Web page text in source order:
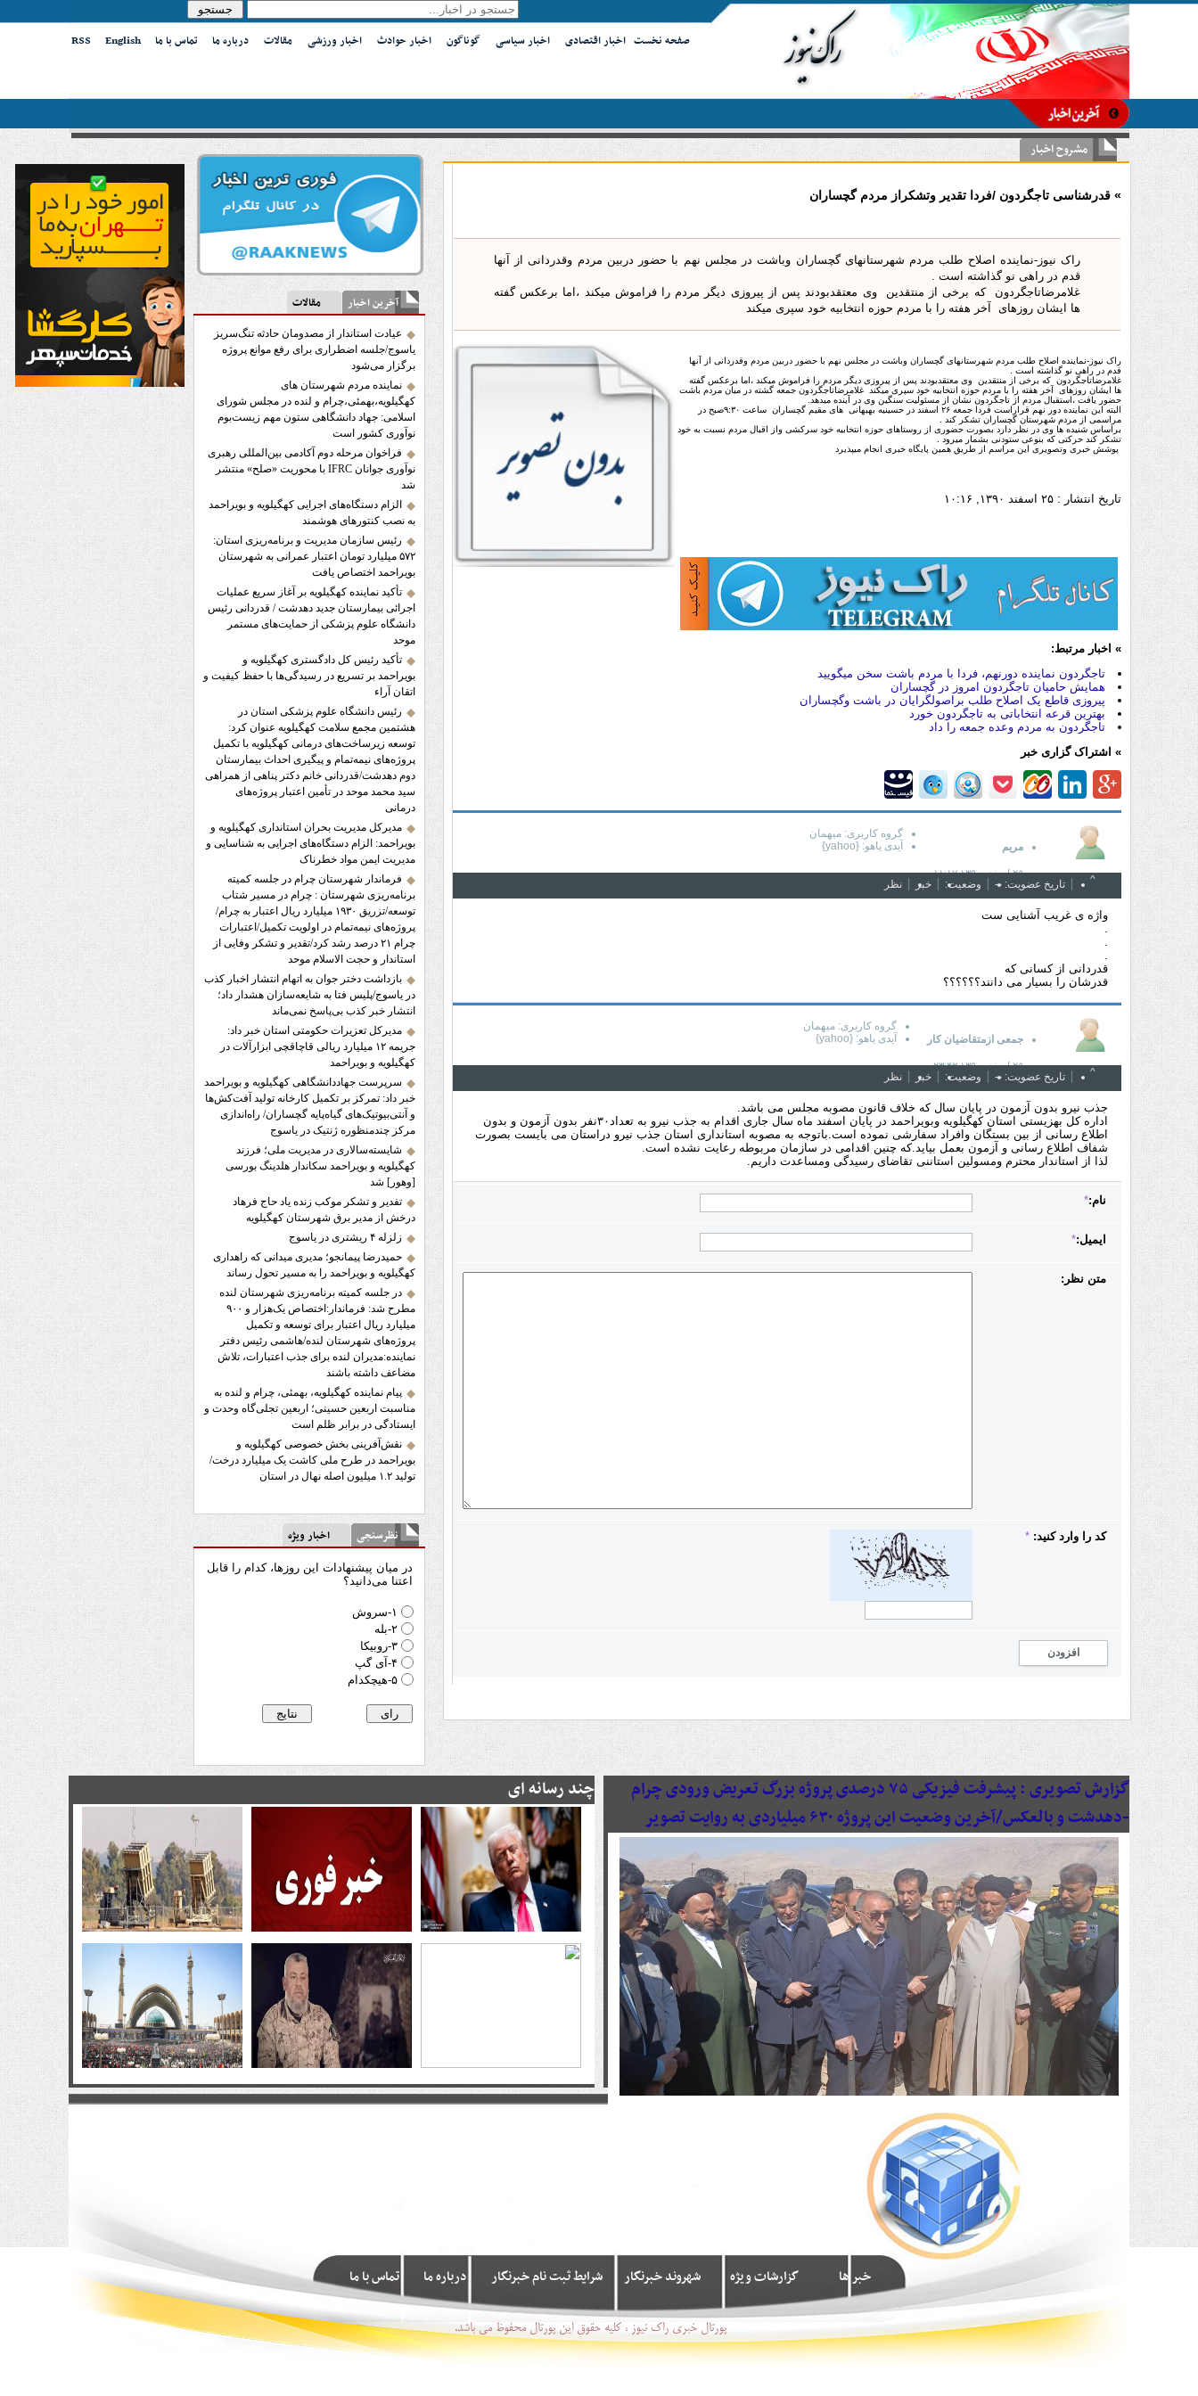
صفحه نخست اخبار اقتصادی اخبار سیاسی گوناگون اخبار حوادث اخبار ورزشی مقالات درباره ما تماس با ما English
RSS
-
مشروح اخبار
» قدرشناسی تاجگردون /فردا تقدیر وتشکراز مردم گچساران
راک نیوز-نماینده اصلاح طلب مردم شهرستانهای گچساران وباشت در مجلس نهم با حضور دربین مردم وقدردانی از آنها
قدم در راهی نو گذاشته است .
غلامرضاتاجگردون که برخی از منتقدین وی معتقدبودند پس از پیروزی دیگر مردم را فراموش میکند ،اما برعکس گفته
ها ایشان روزهای آخر هفته را با مردم حوزه انتخابیه خود سپری میکند
راک نیوز-نماینده اصلاح طلب مردم شهرستانهای گچساران وباشت در مجلس نهم با حضور دربین مردم وقدردانی از آنها
قدم در راهی نو گذاشته است .
غلامرضاتاجگردون که برخی از منتقدین وی معتقدبودند پس از پیروزی دیگر مردم را فراموش میکند ،اما برعکس گفته
ها ایشان روزهای آخر هفته را با مردم حوزه انتخابیه خود سپری میکند غلامرضاتاجگردون جمعه گشته در میان مردم باشت
حضور یافت ،استقبال مردم از تاجگردون نشان از مسئولیت سنگین وی در آینده میدهد.
البته این نماینده دور نهم قراراست فردا جمعه ۲۶ اسفند در حسینیه بهبهانی های مقیم گچساران ساعت ۹:۳۰صبح در
مراسمی از مردم شهرستان گچساران تشکر کند .
براساس شنیده ها وی در نظر دارد بصورت حضوری از روستاهای حوزه انتخابیه خود سرکشی واز اقبال مردم نسبت به خود
تشکر کند حرکتی که بنوعی ستودنی بشمار میرود .
پوشش خبری وتصویری این مراسم از طریق همین پایگاه خبری انجام میپذیرد
تاریخ انتشار : ۲۵ اسفند ۱۳۹۰, ۱۰:۱۶
» اخبار مرتبط:
تاجگردون نماینده دورنهم، فردا با مردم باشت سخن میگویید
همایش حامیان تاجگردون امروز در گچساران
پیروزی قاطع یک اصلاح طلب براصولگرایان در باشت وگچساران
بهترین قرعه انتخاباتی به تاجگردون خورد
تاجگردون به مردم وعده جمعه را داد
» اشتراک گزاری خبر
مریم
۲۵ اسفند ۱۳۹۰ ۱۱:۱۷
گروه کاربری: ميهمان
آیدی یاهو: {yahoo}
تاریخ عضویت: -- وضعيت: خبر نظر ^
واژه ی غریب آشنایی ست
قدردانی از کسانی که
قدرشان را بسیار می دانند؟؟؟؟؟؟
جمعی ازمتقاضیان کار
۲۵ اسفند ۱۳۹۰ ۲۳:۴۲
گروه کاربری: ميهمان
آیدی یاهو: {yahoo}
تاریخ عضویت: -- وضعيت: خبر نظر ^
جذب نیرو بدون آزمون در پایان سال که خلاف قانون مصوبه مجلس می باشد.
اداره کل بهزیستی استان کهگیلویه وبویراحمد در پایان اسفند ماه سال جاری اقدام به جذب نیرو به تعداد۳۰نفر بدون آزمون و بدون
اطلاع رسانی از بین بستگان وافراد سفارشی نموده است.باتوجه به مصوبه استانداری استان جذب نیرو دراستان می بایست بصورت
شفاف اطلاع رسانی و آزمون بعمل بیاید.که چنین اقدامی در سازمان مربوطه رعایت نشده است.
لذا از استاندار محترم ومسولین استاننی تقاضای رسیدگی ومساعدت داریم.
نام:*
ایمیل:*
متن نظر:
کد را وارد کنید: *
افزودن
آخرین اخبار مقالات
عیادت استاندار از مصدومان حادثه تنگ‌سریز
یاسوج/جلسه اضطراری برای رفع موانع پروژه
برگزار می‌شود
نماینده‌ مردم شهرستان های
کهگیلویه،بهمئی،چرام و لنده در مجلس شورای
اسلامی: جهاد دانشگاهی ستون مهم زیست‌بوم
نوآوری کشور است
فراخوان مرحله دوم آکادمی بین‌المللی رهبری
نوآوری جوانان IFRC با محوریت «صلح» منتشر
شد
الزام دستگاه‌های اجرایی کهگیلویه و بویراحمد
به نصب کنتورهای هوشمند
رئیس سازمان مدیریت و برنامه‌ریزی استان:
۵۷۲ میلیارد تومان اعتبار عمرانی به شهرستان
بویراحمد اختصاص یافت
تأکید نماینده کهگیلویه بر آغاز سریع عملیات
اجرائی بیمارستان جدید دهدشت / قدردانی رئیس
دانشگاه علوم پزشکی از حمایت‌های مستمر
موحد
تأکید رئیس کل دادگستری کهگیلویه و
بویراحمد بر تسریع در رسیدگی‌ها با حفظ کیفیت و
اتقان آراء
رئیس دانشگاه علوم پزشکی استان در
هشتمین مجمع سلامت کهگیلویه عنوان کرد:
توسعه زیرساخت‌های درمانی کهگیلویه با تکمیل
پروژه‌های نیمه‌تمام و پیگیری احداث بیمارستان
دوم دهدشت/قدردانی خانم دکتر پناهی از همراهی
سید محمد موحد در تأمین اعتبار پروژه‌های
درمانی
مدیرکل مدیریت بحران استانداری کهگیلویه و
بویراحمد: الزام دستگاه‌های اجرایی به شناسایی و
مدیریت ایمن مواد خطرناک
فرماندار شهرستان چرام در جلسه کمیته
برنامه‌ریزی شهرستان : چرام در مسیر شتاب
توسعه/تزریق ۱۹۳۰ میلیارد ریال اعتبار به چرام/
پروژه‌های نیمه‌تمام در اولویت تکمیل/اعتبارات
چرام ۲۱ درصد رشد کرد/تقدیر و تشکر وفایی از
استاندار و حجت الاسلام موحد
بازداشت دختر جوان به اتهام انتشار اخبار کذب
در یاسوج/پلیس فتا به شایعه‌سازان هشدار داد؛
انتشار خبر کذب بی‌پاسخ نمی‌ماند
مدیرکل تعزیرات حکومتی استان خبر داد:
جریمه ۱۲ میلیارد ریالی قاچاقچی ابزارآلات در
کهگیلویه و بویراحمد
سرپرست جهاددانشگاهی کهگیلویه و بویراحمد
خبر داد: تمرکز بر تکمیل کارخانه تولید آفت‌کش‌ها
و آنتی‌بیوتیک‌های گیاه‌پایه گچساران/ راه‌اندازی
مرکز چندمنظوره ژنتیک در یاسوج
شایسته‌سالاری در مدیریت ملی؛ فرزند
کهگیلویه و بویراحمد سکاندار هلدینگ بورسی
[وهور] شد
تفدیر و تشکر موکب زنده یاد حاج فرهاد
درخش از مدیر برق شهرستان کهگیلویه
زلزله ۴ ریشتری در یاسوج
حمیدرضا پیمانجو؛ مدیری میدانی که راهداری
کهگیلویه و بویراحمد را به مسیر تحول رساند
در جلسه کمیته برنامه‌ریزی شهرستان لنده
مطرح شد: فرماندار:اختصاص یک‌هزار و ۹۰۰
میلیارد ریال اعتبار برای توسعه و تکمیل
پروژه‌های شهرستان لنده/هاشمی رئیس دفتر
نماینده:مدیران لنده برای جذب اعتبارات، تلاش
مضاعف داشته باشند
پیام نماینده کهگیلویه، بهمئی، چرام و لنده به
مناسبت اربعین حسینی؛ اربعین تجلی‌گاه وحدت و
ایستادگی در برابر ظلم است
نقش‌آفرینی بخش خصوصی کهگیلویه و
بویراحمد در طرح ملی کاشت یک میلیارد درخت/
تولید ۱.۲ میلیون اصله نهال در استان
نظرسنجی اخبار ویژه
در میان پیشنهادات این روزها، کدام را قابل
اعتنا می‌دانید؟
۱-سروش
۲-بله
۳-روبیکا
۴-آی گپ
۵-هیچکدام
گزارش تصویری :
پیشرفت فیزیکی ۷۵ درصدی پروژه بزرگ تعریض ورودی چرام
-دهدشت و بالعکس/آخرین وضعیت این پروژه ۶۳۰ میلیاردی به روایت تصویر
چند رسانه ای
خبر ها گزارشات ویژه شهروند خبرنگار شرایط ثبت نام خبرنگار درباره ما تماس با ما
پورتال خبری راک نیوز ، کلیه حقوق این پورتال محفوظ می باشد.